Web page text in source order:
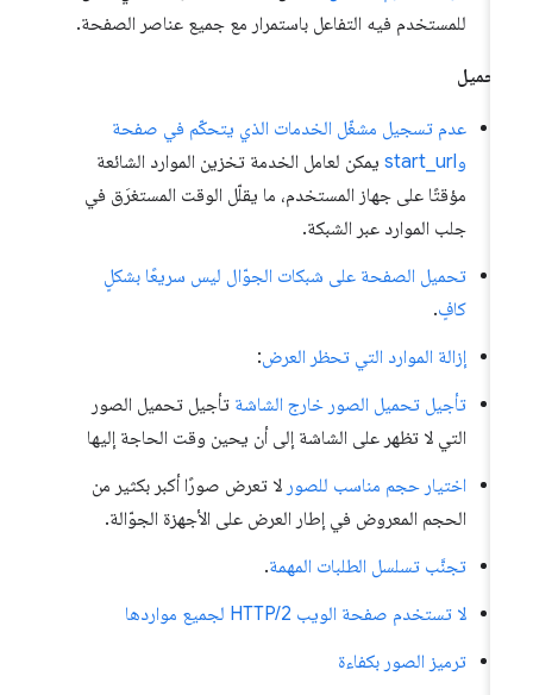
للمستخدم فيه التفاعل باستمرار مع جميع عناصر الصفحة.
عدم تسجيل مشغّل الخدمات الذي يتحكّم في صفحة
يمكن لعامل الخدمة تخزين الموارد الشائعة
مؤقتًا على جهاز المستخدم، ما يقلّل الوقت المستغرَق في
جلب الموارد عبر الشبكة.
تحميل الصفحة على شبكات الجوّال ليس سريعًا بشكلٍ
.
إزالة الموارد التي تحظر العرض:
تأجيل تحميل الصور خارج الشاشةتأجيل تحميل الصور
التي لا تظهر على الشاشة إلى أن يحين وقت الحاجة إليها
اختيار حجم مناسب للصورلا تعرض صورًا أكبر بكثير من
الحجم المعروض في إطار العرض على الأجهزة الجوّالة.
تجنَّب تسلسل الطلبات المهمة.
لا تستخدم صفحة الويب HTTP/2 لجميع مواردها
ترميز الصور بكفاءة